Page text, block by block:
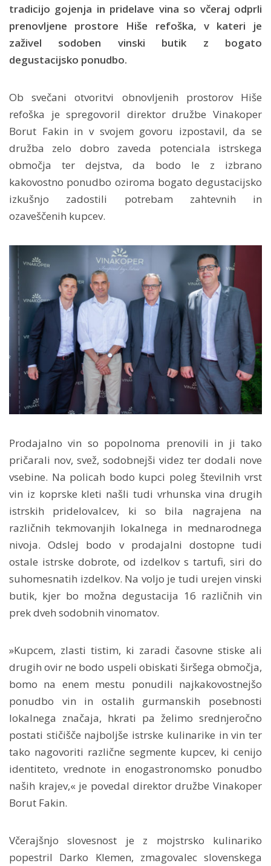
tradicijo gojenja in pridelave vina so včeraj odprli
prenovljene prostore Hiše refoška, v kateri je
zaživel sodoben vinski butik z bogato
degustacijsko ponudbo.
Ob svečani otvoritvi obnovljenih prostorov Hiše
refoška je spregovoril direktor družbe Vinakoper
Borut Fakin in v svojem govoru izpostavil, da se
družba zelo dobro zaveda potenciala istrskega
območja ter dejstva, da bodo le z izbrano
kakovostno ponudbo oziroma bogato degustacijsko
izkušnjo zadostili potrebam zahtevnih in
ozaveščenih kupcev.
Prodajalno vin so popolnoma prenovili in ji tako
pričarali nov, svež, sodobnejši videz ter dodali nove
vsebine. Na policah bodo kupci poleg številnih vrst
vin iz koprske kleti našli tudi vrhunska vina drugih
istrskih pridelovalcev, ki so bila nagrajena na
različnih tekmovanjih lokalnega in mednarodnega
nivoja. Odslej bodo v prodajalni dostopne tudi
ostale istrske dobrote, od izdelkov s tartufi, siri do
suhomesnatih izdelkov. Na voljo je tudi urejen vinski
butik, kjer bo možna degustacija 16 različnih vin
prek dveh sodobnih vinomatov.
»Kupcem, zlasti tistim, ki zaradi časovne stiske ali
drugih ovir ne bodo uspeli obiskati širšega območja,
bomo na enem mestu ponudili najkakovostnejšo
ponudbo vin in ostalih gurmanskih posebnosti
lokalnega značaja, hkrati pa želimo srednjeročno
postati stičišče najboljše istrske kulinarike in vin ter
tako nagovoriti različne segmente kupcev, ki cenijo
identiteto, vrednote in enogastronomsko ponudbo
naših krajev,« je povedal direktor družbe Vinakoper
Borut Fakin.
Včerajšnjo slovesnost je z mojstrsko kulinariko
popestril Darko Klemen, zmagovalec slovenskega